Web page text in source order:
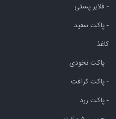
- فلایر پستی
- پاکت سفید
کاغذ
- پاکت نخودی
- پاکت کرافت
- پاکت زرد